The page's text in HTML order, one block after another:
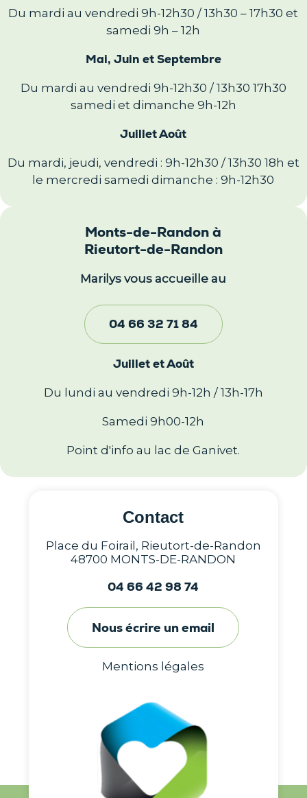
Du mardi au vendredi 9h-12h30 / 13h30 – 17h30 et
samedi 9h – 12h
Mai, Juin et Septembre
Du mardi au vendredi 9h-12h30 / 13h30 17h30
samedi et dimanche 9h-12h
Juillet Août
Du mardi, jeudi, vendredi : 9h-12h30 / 13h30 18h et
le mercredi samedi dimanche : 9h-12h30
Monts-de-Randon à
Rieutort-de-Randon
Marilys vous accueille au
04 66 32 71 84
Juillet et Août
Du lundi au vendredi 9h-12h / 13h-17h
Samedi 9h00-12h
Point d'info au lac de Ganivet.
Contact
Place du Foirail, Rieutort-de-Randon
48700 MONTS-DE-RANDON
04 66 42 98 74
Nous écrire un email
Mentions légales